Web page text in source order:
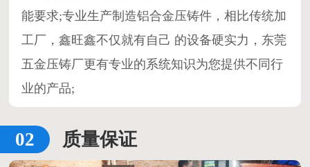
能要求;专业生产制造铝合金压铸件，相比传统加
工厂，鑫旺鑫不仅就有自己 的设备硬实力，东莞
五金压铸厂更有专业的系统知识为您提供不同行
业的产品;
质量保证